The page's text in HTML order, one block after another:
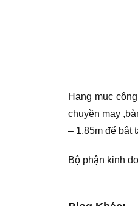
Hạng mục
chuyền may
– 1,85m để bật
Bộ phận kinh